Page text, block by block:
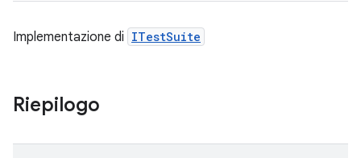
Implementazione di ITestSuite
Riepilogo